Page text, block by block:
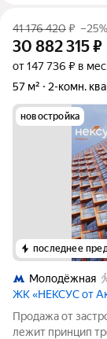
41 176 420₽ –25%
30 882 315₽
от 147 736 ₽ в
57 м²
2-комн.
новостройка
последнее
Молодёжная
ЖК «НЕКСУС от
Продажа от
лежит принцип